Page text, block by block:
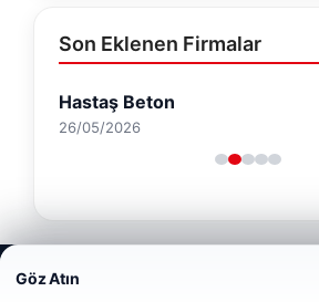
Son Eklenen Firmalar
Hastaş Beton
26/05/2026
Web sitemizi nasıl kullandığınızı daha iyi
deneyiminizi kişiselleştirmek ve
Göz Atın